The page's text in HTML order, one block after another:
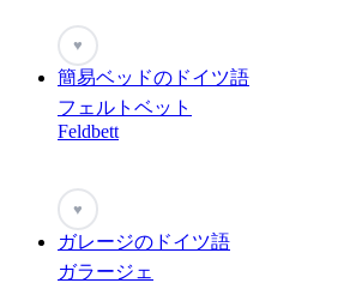
♥
簡易ベッドのドイツ語
フェルトベット
Feldbett
♥
ガレージのドイツ語
ガラージェ